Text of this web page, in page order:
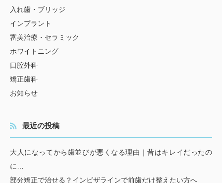
入れ歯・ブリッジ
インプラント
審美治療・セラミック
ホワイトニング
口腔外科
矯正歯科
お知らせ
最近の投稿
大人になってから歯並びが悪くなる理由｜昔はキレイだったの
に…
部分矯正で治せる？インビザラインで前歯だけ整えたい方へ